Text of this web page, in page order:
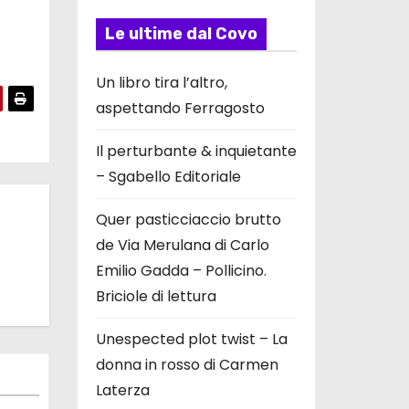
Le ultime dal Covo
Un libro tira l’altro,
aspettando Ferragosto
Il perturbante & inquietante
– Sgabello Editoriale
Quer pasticciaccio brutto
de Via Merulana di Carlo
Emilio Gadda – Pollicino.
Briciole di lettura
Unespected plot twist – La
donna in rosso di Carmen
Laterza